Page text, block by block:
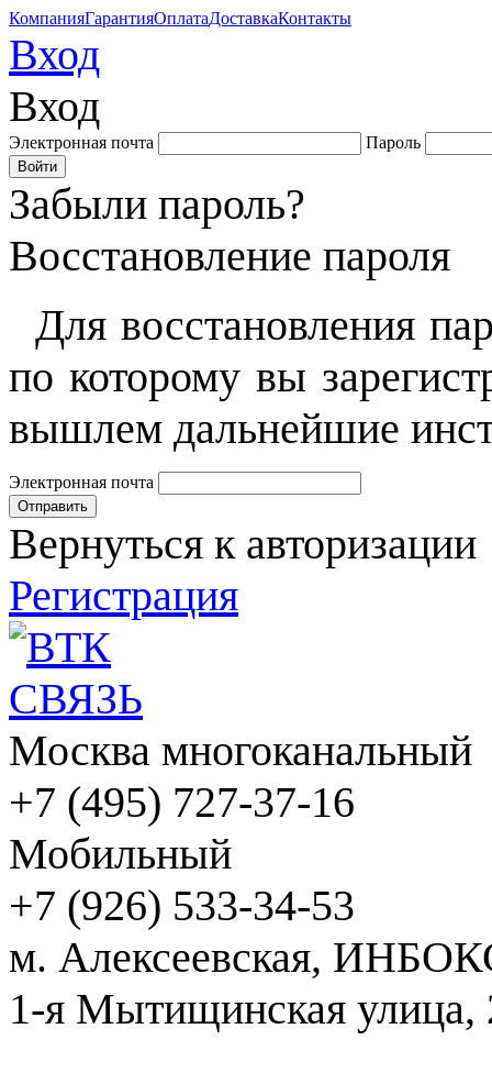
КомпанияГарантияОплатаДоставкаКонтакты
Вход
Вход
Электронная почта Пароль
Забыли пароль?
Восстановление пароля
Для восстановления
по которому вы
вышлем дальнейшие
Электронная почта
Вернуться к авторизации
Регистрация
Москва многоканальный
+7 (495) 727-37-16
Мобильный
+7 (926) 533-34-53
м. Алексеевская,
1-я Мытищинская улица,